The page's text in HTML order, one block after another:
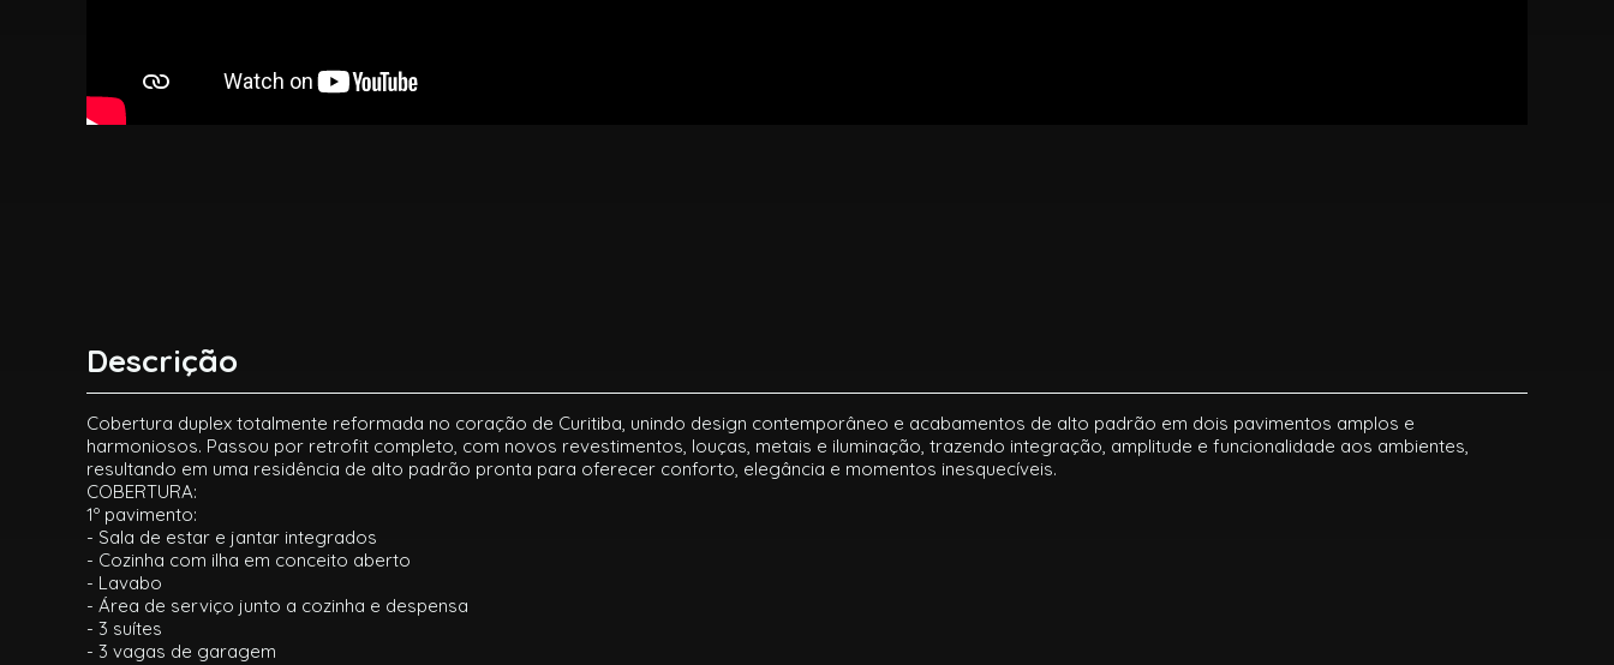
Descrição
Cobertura duplex totalmente reformada no coração de Curitiba, unindo design contemporâneo e acabamentos de alto padrão em dois pavimentos amplos e
harmoniosos. Passou por retrofit completo, com novos revestimentos, louças, metais e iluminação, trazendo integração, amplitude e funcionalidade aos ambientes,
resultando em uma residência de alto padrão pronta para oferecer conforto, elegância e momentos inesquecíveis.
COBERTURA:
1º pavimento:
- Sala de estar e jantar integrados
- Cozinha com ilha em conceito aberto
- Lavabo
- Área de serviço junto a cozinha e despensa
- 3 suítes
- 3 vagas de garagem